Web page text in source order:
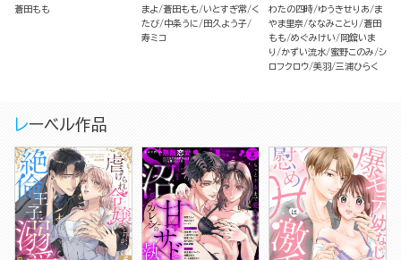
すごかった件について（単
蒼田もも まよ 蒼田もも いとすぎ常 く
たび 中条うに
田久よう子
寿ミコ
わたの四時 ゆうきせりあ
ま
やま里奈 ななみことり
蒼田
もも めぐみけい
岡舘いま
り
かずい流水 蜜野このみ シ
ロフクロウ 美羽 三浦ひらく
レーベル作品